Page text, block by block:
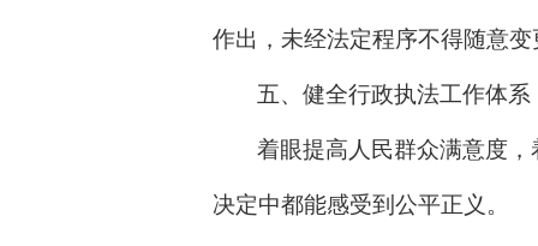
作出，未经法定程序不得随意
五、健全行政执法工作体
着眼提高人民群众满意度
决定中都能感受到公平正义。